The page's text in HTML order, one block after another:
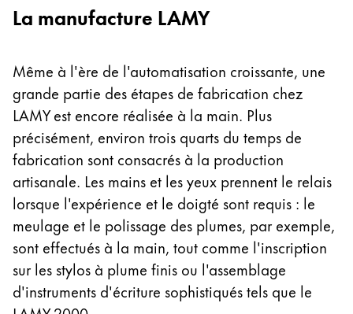
中文
South Korea
한국어
New Zealand
English
Philippines
English
Singapore
English
Taiwan
中文
La manufacture LAMY
Même à l'ère de l'automatisation croissante, une
grande partie des étapes de fabrication chez
LAMY est encore réalisée à la main. Plus
précisément, environ trois quarts du temps de
fabrication sont consacrés à la production
artisanale. Les mains et les yeux prennent le relais
lorsque l'expérience et le doigté sont requis : le
meulage et le polissage des plumes, par exemple,
sont effectués à la main, tout comme l'inscription
sur les stylos à plume finis ou l'assemblage
d'instruments d'écriture sophistiqués tels que le